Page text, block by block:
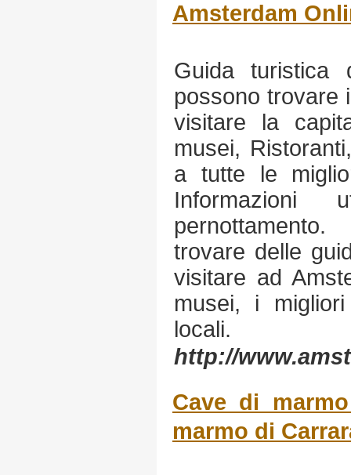
Amsterdam
Guida turistica
possono trovare
visitare la
musei,
a tutte le
trovare delle
visitare ad
musei, i
locali.
http://
Cave di
marmo di